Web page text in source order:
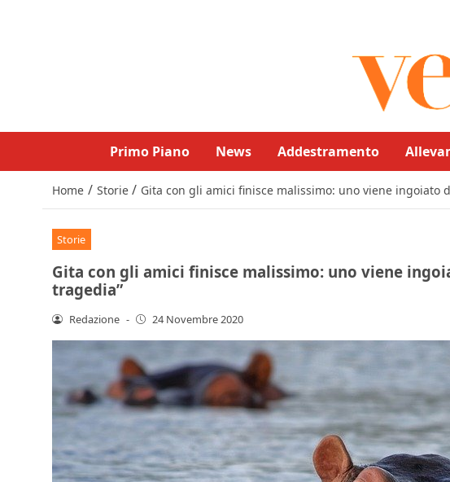
Primo Piano News Addestramento
Home / Storie / Gita con gli amici finisce malissimo: uno viene ingoiato
Storie
Gita con gli amici finisce malissimo: uno viene
tragedia”
Redazione - 24 Novembre 2020